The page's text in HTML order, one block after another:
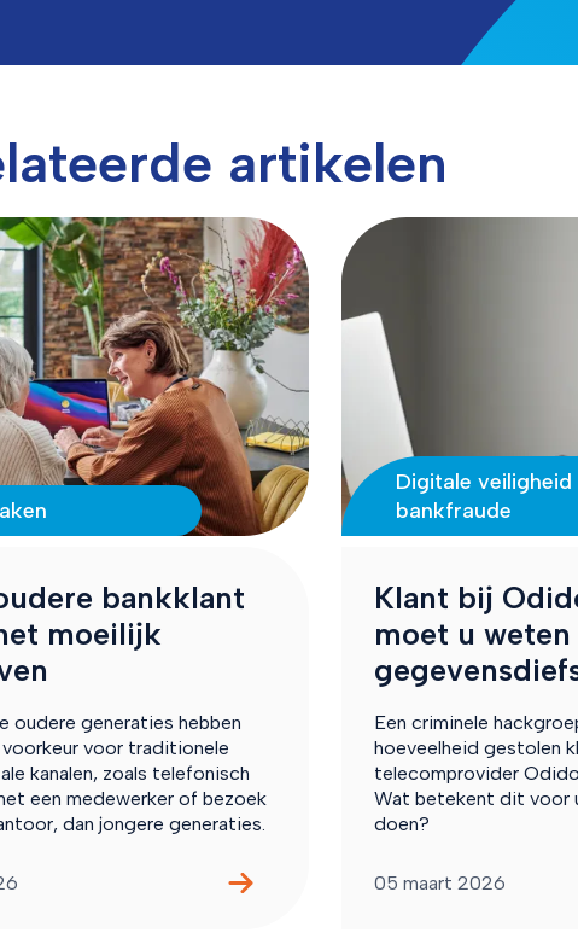
artikelen
bankklant
moeilijk
oudere generaties hebben
voorkeur voor traditionele
kanalen, zoals telefonisch
een medewerker of bezoek
dan jongere generaties.
Digitale veiligheid
bankfraude
Klant bij
moet u
Een criminele
hoeveelheid gestolen
telecomprovider
Wat betekent dit voor
doen?
05 maart 2026